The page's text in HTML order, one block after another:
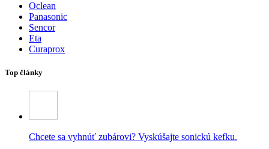
Oclean
Panasonic
Sencor
Eta
Curaprox
Top články
Chcete sa vyhnúť zubárovi? Vyskúšajte sonickú kefku.